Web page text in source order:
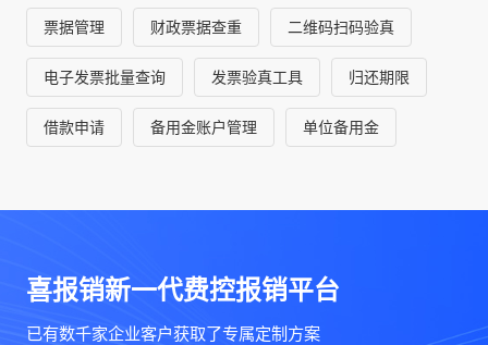
票据管理 财政票据查重 二维码扫码验真
电子发票批量查询 发票验真工具 归还期限
借款申请 备用金账户管理 单位备用金
喜报销新一代费控报销平台
已有数千家企业客户获取了专属定制方案